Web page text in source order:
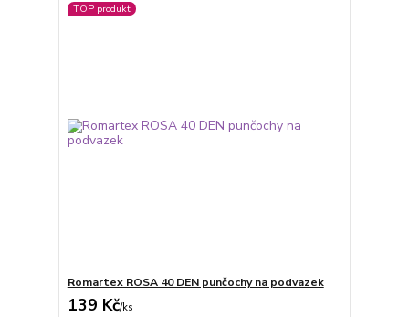
TOP produkt
Romartex ROSA 40 DEN punčochy na podvazek
139 Kč/ks